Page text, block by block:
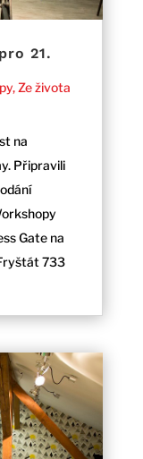
21.
,Ze života
na
Připravili
Gate na
733